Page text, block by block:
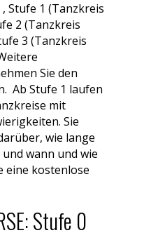
Stufe 1 (Tanzkreis
2 (Tanzkreis
3 (Tanzkreis
Sie den
Ab Stufe 1 laufen
mit
Sie
wie lange
wann und wie
eine kostenlose
Stufe 0